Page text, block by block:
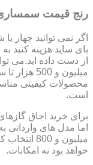
رنج قیمت سمساری
اگر نمی توانید چهار
بای ساید هزینه کنید
از دست داده اید.می
میلیون و
محصولات کیفیتی
است.
میلیون و
خواهد بود نه امکانات.